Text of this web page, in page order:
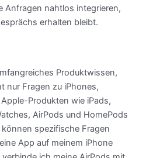
Anfragen nahtlos integrieren,
erhalten bleibt.
Produktwissen,
nur Fragen zu iPhones,
Produkten wie iPads,
AirPods und HomePods
spezifische Fragen
App auf meinem iPhone